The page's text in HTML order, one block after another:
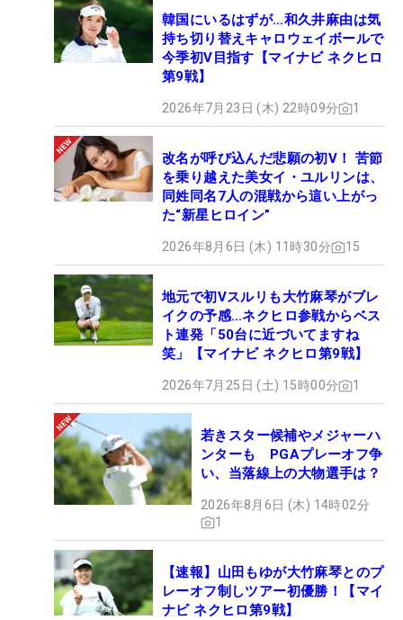
韓国にいるはずが…和久井麻由は気
持ち切り替えキャロウェイボールで
今季初V目指す【マイナビ ネクヒロ
第9戦】
2026年7月23日 (木) 22時09分 1
改名が呼び込んだ悲願の初V！ 苦節
を乗り越えた美女イ・ユルリンは、
同姓同名7人の混戦から這い上がっ
た“新星ヒロイン”
2026年8月6日 (木) 11時30分 15
地元で初Vスルリも大竹麻琴がブレ
イクの予感…ネクヒロ参戦からベス
ト連発「50台に近づいてますね
笑」【マイナビ ネクヒロ第9戦】
2026年7月25日 (土) 15時00分 1
若きスター候補やメジャーハ
ンターも PGAプレーオフ争
い、当落線上の大物選手は？
2026年8月6日 (木) 14時02分
1
【速報】山田もゆが大竹麻琴とのプ
レーオフ制しツアー初優勝！【マイ
ナビ ネクヒロ第9戦】